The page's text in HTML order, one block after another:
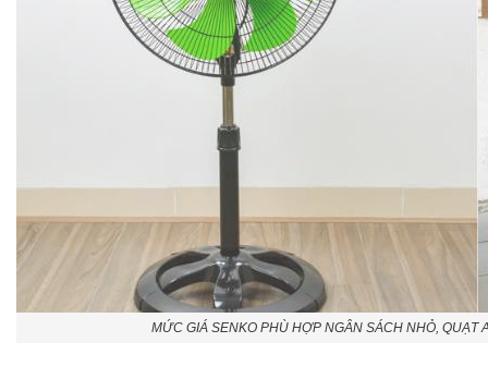
MỨC GIÁ SENKO PHÙ HỢP NGÂN SÁCH NHỎ, QUẠT